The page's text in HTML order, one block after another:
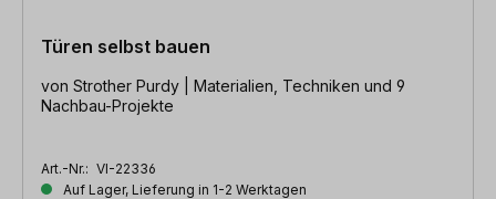
Türen selbst bauen
von Strother Purdy | Materialien, Techniken und 9
Nachbau-Projekte
Art.-Nr.: VI-22336
Auf Lager, Lieferung in 1-2 Werktagen